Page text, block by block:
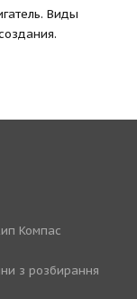
Виды
Компас
з розбирання